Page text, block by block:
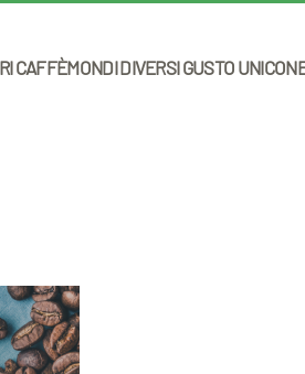
CAFFÈMONDI DIVERSI GUSTO UNICO